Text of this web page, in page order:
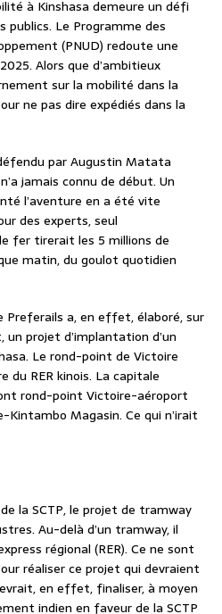
à Kinshasa demeure un défi
publics. Le Programme des
(PNUD) redoute une
Alors que d’ambitieux
sur la mobilité dans la
ne pas dire expédiés dans la
par Augustin Matata
jamais connu de début. Un
l’aventure en a été vite
des experts, seul
fer tirerait les 5 millions de
matin, du goulot quotidien
Preferails a, en effet, élaboré, sur
projet d’implantation d’un
Le rond-point de Victoire
du RER kinois. La capitale
rond-point Victoire-aéroport
Kintambo Magasin. Ce qui n’irait
la SCTP, le projet de tramway
Au-delà d’un tramway, il
régional (RER). Ce ne sont
réaliser ce projet qui devraient
en effet, finaliser, à moyen
indien en faveur de la SCTP